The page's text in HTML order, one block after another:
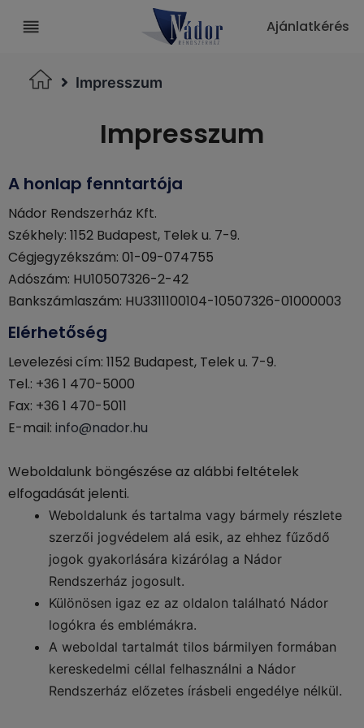
Ajánlatkérés
Impresszum
Impresszum
A honlap fenntartója
Nádor Rendszerház Kft.
Székhely: 1152 Budapest, Telek u. 7-9.
Cégjegyzékszám: 01-09-074755
Adószám: HU10507326-2-42
Bankszámlaszám: HU3311100104-10507326-01000003
Elérhetőség
Levelezési cím: 1152 Budapest, Telek u. 7-9.
Tel.: +36 1 470-5000
Fax: +36 1 470-5011
E-mail: info@nador.hu
Weboldalunk böngészése az alábbi feltételek
elfogadását jelenti.
Weboldalunk és tartalma vagy bármely részlete
szerzői jogvédelem alá esik, az ehhez fűződő
jogok gyakorlására kizárólag a Nádor
Rendszerház jogosult.
Különösen igaz ez az oldalon található Nádor
logókra és emblémákra.
A weboldal tartalmát tilos bármilyen formában
kereskedelmi céllal felhasználni a Nádor
Rendszerház előzetes írásbeli engedélye nélkül.